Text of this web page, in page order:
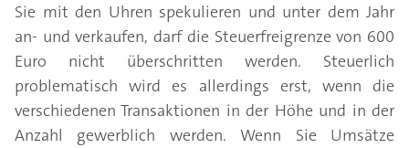
Sie mit den Uhren spekulieren und unter dem Jahr
an- und verkaufen, darf die Steuerfreigrenze von 600
Euro nicht überschritten werden. Steuerlich
problematisch wird es allerdings erst, wenn die
verschiedenen Transaktionen in der Höhe und in der
Anzahl gewerblich werden. Wenn Sie Umsätze